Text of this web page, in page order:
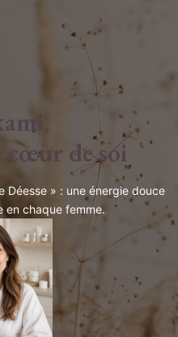
cœur de soi
Déesse » : une énergie douce
en chaque femme.